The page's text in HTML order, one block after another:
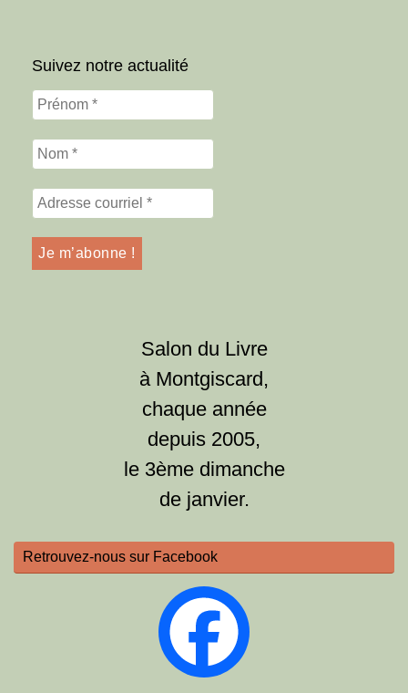
Suivez notre actualité
Salon du Livre
à Montgiscard,
chaque année
depuis 2005,
le 3ème dimanche
de janvier.
Retrouvez-nous sur Facebook